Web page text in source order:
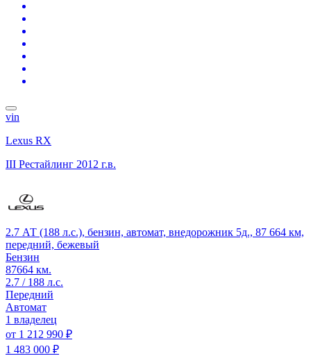
vin
Lexus RX
III Рестайлинг 2012 г.в.
2.7 АТ (188 л.с.), бензин, автомат, внедорожник 5д., 87 664 км,
передний, бежевый
Бензин
87664 км.
2.7 / 188 л.с.
Передний
Автомат
1 владелец
от 1 212 990 ₽
1 483 000 ₽